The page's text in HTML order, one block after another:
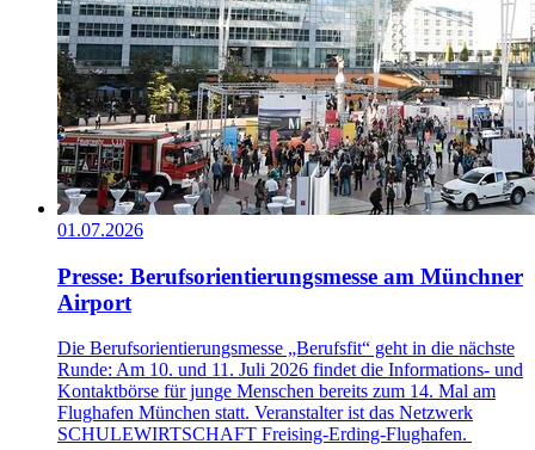
01.07.2026
Presse: Berufsorientierungsmesse am Münchner
Airport
Die Berufsorientierungsmesse „Berufsfit“ geht in die nächste
Runde: Am 10. und 11. Juli 2026 findet die Informations- und
Kontaktbörse für junge Menschen bereits zum 14. Mal am
Flughafen München statt. Veranstalter ist das Netzwerk
SCHULEWIRTSCHAFT Freising-Erding-Flughafen.